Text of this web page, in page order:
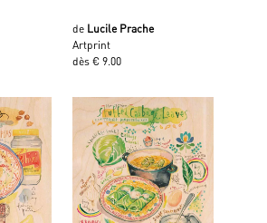
de Lucile Prache
Artprint
dès € 9.00